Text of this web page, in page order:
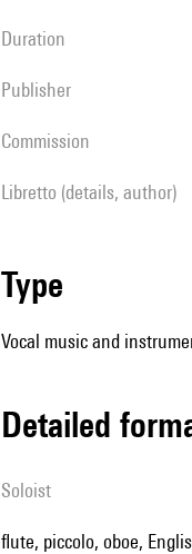
duration
publisher
Commission
Libretto (details, author)
type
Vocal music and
detailed
Soloist
flute, piccolo, oboe,